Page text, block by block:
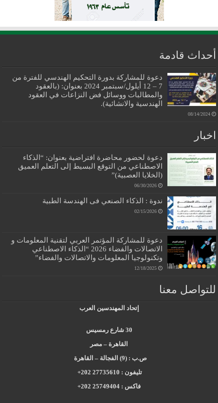
أحداث قادمة
دعوة للمشاركة بدورة التحكيم الهندسي للفترة من
7 – 12 أيلول/سبتمبر 2024 بعنوان: (بالعقود
والمطالبات ووسائل فض النزاعات في العقود
الهندسية والانشائية).
08/14/2024
اخبار
دعوة لحضور محاضرة افتراضية بعنوان: “الذكاء
الاصطناعي من التوقع البسيط إلى التعلم العميق
(الخلايا العصبية)”
06/30/2026
ندوة : الذكاء الصنعي فى الهندسة الطبية
02/15/2026
دعوة للمشاركة المؤتمر العربي لتقنية المعلومات و
الاتصالات والفضاء 2026 “الذكاء الاصطناعي
وتكنولوجيا المعلومات والاتصالات والفضاء”
12/18/2025
للتواصل معنا
إتحاد المهندسين العرب
30 شارع رمسيس
القاهرة – مصر
ص.ب : (9) الفجالة – القاهرة
تليفون : 27735610 202+
فاكس : 25749404 202+